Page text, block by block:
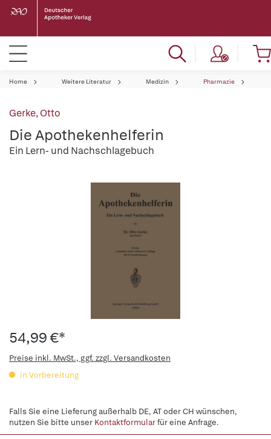
Home Weitere Literatur Medizin Pharmazie
Gerke, Otto
Die Apothekenhelferin
Ein Lern- und Nachschlagebuch
54,99 €*
Preise inkl. MwSt., ggf. zzgl. Versandkosten
in Vorbereitung
Falls Sie eine Lieferung außerhalb DE, AT oder CH wünschen,
nutzen Sie bitte unser Kontaktformularfür eine Anfrage.